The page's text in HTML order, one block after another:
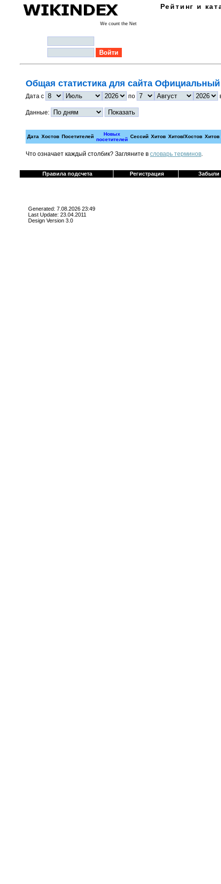
Рейтинг и
We count the Net
Общая статистика для сайта
Дата с по
Данные:
Дата Хостов Посетителей
Новых
посетителей
Сессий Хитов Хитов/Хостов Хитов
Что означает каждый столбик? Загляните в cловарь терминов.
Правила подсчета Регистрация Забыли
Generated: 7.08.2026 23:49
Last Update: 23.04.2011
Design Version 3.0